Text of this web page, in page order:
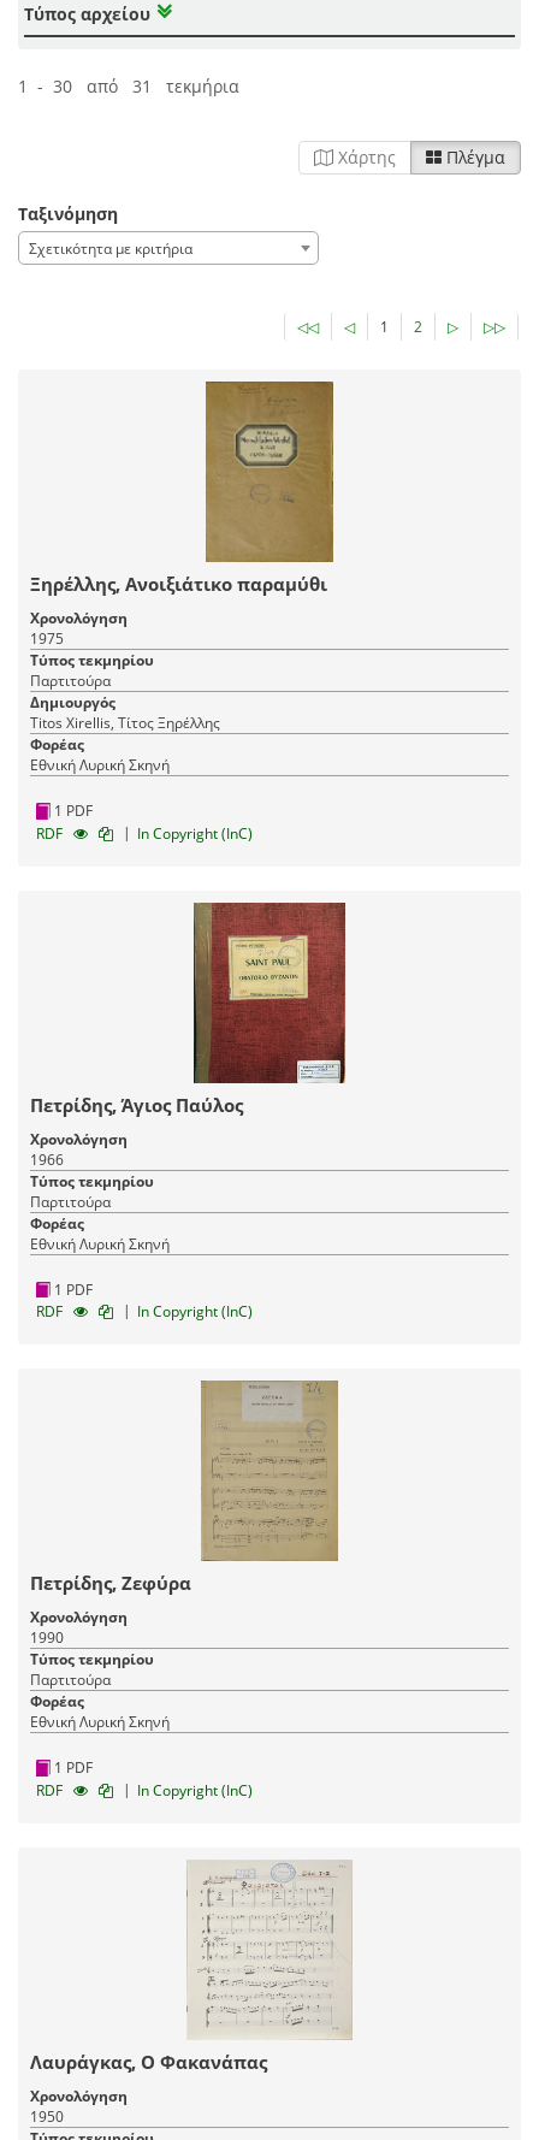
Τύπος αρχείου
1 - 30 από 31 τεκμήρια
Χάρτης Πλέγμα
Ταξινόμηση
Σχετικότητα με κριτήρια
◁◁ ◁ 1 2 ▷ ▷▷
Ξηρέλλης, Ανοιξιάτικο παραμύθι
Χρονολόγηση
1975
Τύπος τεκμηρίου
Παρτιτούρα
Δημιουργός
Titos Xirellis, Τίτος Ξηρέλλης
Φορέας
Εθνική Λυρική Σκηνή
1 PDF
RDF
| In Copyright (InC)
Πετρίδης, Άγιος Παύλος
Χρονολόγηση
1966
Τύπος τεκμηρίου
Παρτιτούρα
Φορέας
Εθνική Λυρική Σκηνή
1 PDF
RDF
| In Copyright (InC)
Πετρίδης, Ζεφύρα
Χρονολόγηση
1990
Τύπος τεκμηρίου
Παρτιτούρα
Φορέας
Εθνική Λυρική Σκηνή
1 PDF
RDF
| In Copyright (InC)
Λαυράγκας, Ο Φακανάπας
Χρονολόγηση
1950